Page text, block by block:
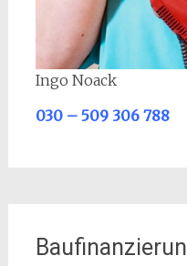
Ingo Noack
030 – 509 306 788